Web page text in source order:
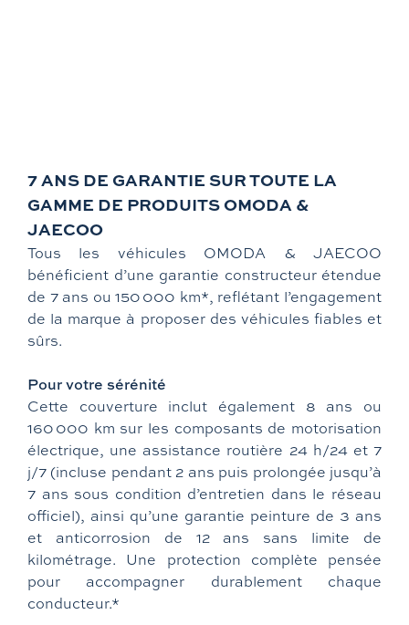
7 ANS DE GARANTIE SUR TOUTE LA
GAMME DE PRODUITS OMODA &
JAECOO
Tous les véhicules OMODA & JAECOO
bénéficient d’une garantie constructeur étendue
de 7 ans ou 150 000 km*, reflétant l’engagement
de la marque à proposer des véhicules fiables et
sûrs.
Pour votre sérénité
Cette couverture inclut également 8 ans ou
160 000 km sur les composants de motorisation
électrique, une assistance routière 24 h/24 et 7
j/7 (incluse pendant 2 ans puis prolongée jusqu’à
7 ans sous condition d’entretien dans le réseau
officiel), ainsi qu’une garantie peinture de 3 ans
et anticorrosion de 12 ans sans limite de
kilométrage. Une protection complète pensée
pour accompagner durablement chaque
conducteur.*